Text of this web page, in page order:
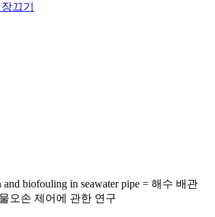
끄기
and biofouling in seawater pipe = 해수 배관
오손 제어에 관한 연구